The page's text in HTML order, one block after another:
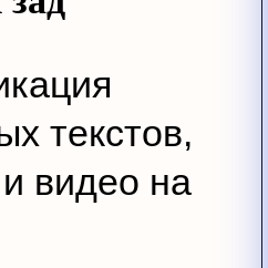
текстов,
видео на